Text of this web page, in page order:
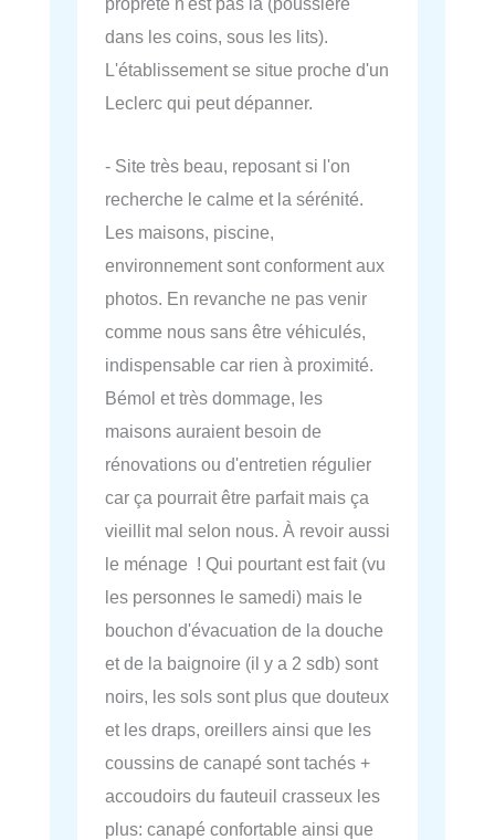
dans les coins, sous les lits).
L'établissement se situe proche d'un
Leclerc qui peut dépanner.
- Site très beau, reposant si l'on
recherche le calme et la sérénité.
Les maisons, piscine,
environnement sont conforment aux
photos. En revanche ne pas venir
comme nous sans être véhiculés,
indispensable car rien à proximité.
Bémol et très dommage, les
maisons auraient besoin de
rénovations ou d'entretien régulier
car ça pourrait être parfait mais ça
vieillit mal selon nous. À revoir aussi
le ménage ! Qui pourtant est fait (vu
les personnes le samedi) mais le
bouchon d'évacuation de la douche
et de la baignoire (il y a 2 sdb) sont
noirs, les sols sont plus que douteux
et les draps, oreillers ainsi que les
coussins de canapé sont tachés +
accoudoirs du fauteuil crasseux les
plus: canapé confortable ainsi que